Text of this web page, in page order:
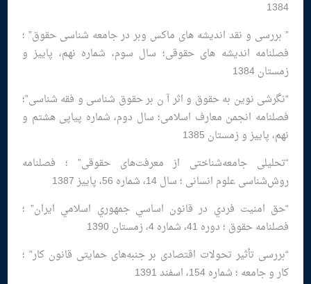
1384
” بررسی و نقد اندیشه های ماکس وبر در جامعه شناسی حقوق” ؛
فصلنامه اندیشه های حقوقی؛ سال سوم، شماره نهم، پاییز و
زمستان 1384
“نگرشی نوین به حقوق و اثر آ ن بر حقوق شناسی و فقه شناسی”؛
فصلنامه انجمن معارف اسلامی؛ سال دوم، شماره پیاپی هشتم و
نهم، پاییز و زمستان 1385
“تحليلی جامعه‌شناختی از معرفت‌های حقوقی” ؛ فصلنامه
روش‌شناسی علوم انسانی ؛ سال 14، شماره 56، پاییز 1387
“حق امنيت فردي در قانون اساسي جمهوري اسلامي ايران” ؛
فصلنامه حقوق ؛ دوره 41، شماره 4، زمستان 1390
“بررسی تأثیر تحولات اقتصادی بر جنبه‌های حمایتی قانون کار” ؛
کار و جامعه ؛ شماره 154، اسفند 1391